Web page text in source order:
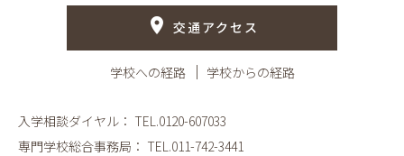
交通アクセス
学校への経路 学校からの経路
入学相談ダイヤル： TEL.0120-607033
専門学校総合事務局： TEL.011-742-3441